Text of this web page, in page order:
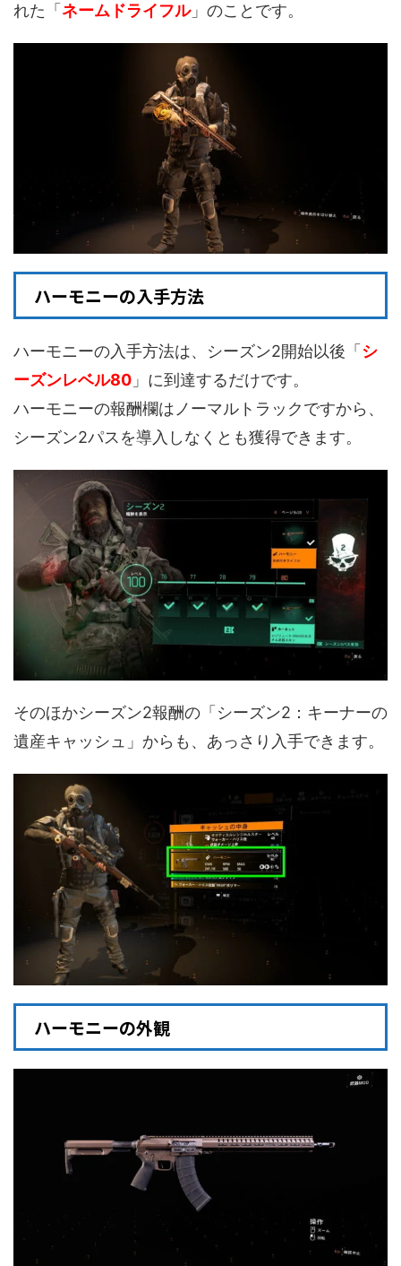
れた「 ネームドライフル」のことです。
ハーモニーの入手方法
ハーモニーの入手方法は、シーズン2開始以後「 シ
ーズンレベル80 」に到達するだけです。
ハーモニーの報酬欄はノーマルトラックですから、
シーズン2パスを導入しなくとも獲得できます。
そのほかシーズン2報酬の「シーズン2：キーナーの
遺産キャッシュ」からも、あっさり入手できます。
ハーモニーの外観